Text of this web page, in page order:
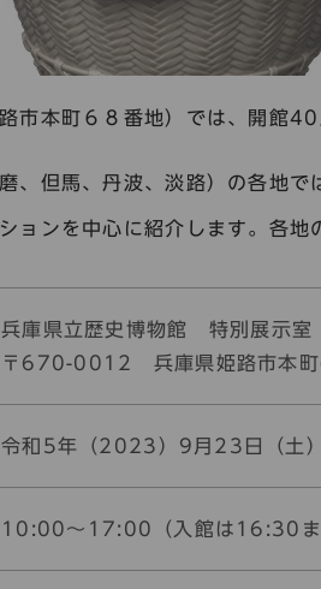
市本町６８番地）では、開館
、但馬、丹波、淡路）の各地
ョンを中心に紹介します。各
兵庫県立歴史博物館 特別展示室
〒670-0012 兵庫県姫路市本
令和5年（2023）9月23日（土
10:00～17:00（入館は16:30ま